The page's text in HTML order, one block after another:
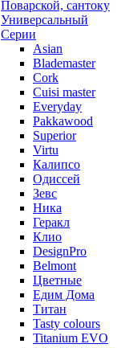
Поварской, сантоку
Универсальный
Серии
Asian
Blademaster
Cork
Cuisi master
Everyday
Pakkawood
Superior
Virtu
Калипсо
Одиссей
Зевс
Ника
Геракл
Клио
DesignPro
Belmont
Цветные
Едим Дома
Титан
Tasty colours
Titanium EVO